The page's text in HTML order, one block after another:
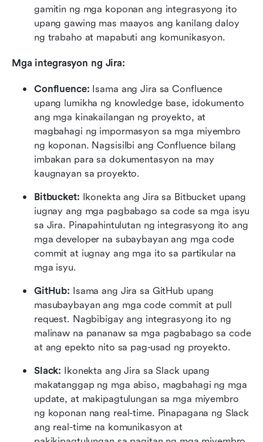
gamitin ng mga koponan ang integrasyong ito
upang gawing mas maayos ang kanilang daloy
ng trabaho at mapabuti ang komunikasyon.
Mga integrasyon ng Jira:
Confluence: Isama ang Jira sa Confluence
upang lumikha ng knowledge base, idokumento
ang mga kinakailangan ng proyekto, at
magbahagi ng impormasyon sa mga miyembro
ng koponan. Nagsisilbi ang Confluence bilang
imbakan para sa dokumentasyon na may
kaugnayan sa proyekto.
Bitbucket: Ikonekta ang Jira sa Bitbucket upang
iugnay ang mga pagbabago sa code sa mga isyu
sa Jira. Pinapahintulutan ng integrasyong ito ang
mga developer na subaybayan ang mga code
commit at iugnay ang mga ito sa partikular na
mga isyu.
GitHub: Isama ang Jira sa GitHub upang
masubaybayan ang mga code commit at pull
request. Nagbibigay ang integrasyong ito ng
malinaw na pananaw sa mga pagbabago sa code
at ang epekto nito sa pag-usad ng proyekto.
Slack: Ikonekta ang Jira sa Slack upang
makatanggap ng mga abiso, magbahagi ng mga
update, at makipagtulungan sa mga miyembro
ng koponan nang real-time. Pinapagana ng Slack
ang real-time na komunikasyon at